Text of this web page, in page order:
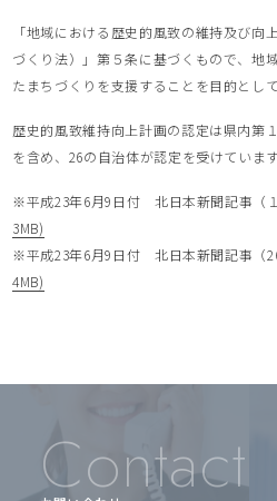
「地域における歴史的風致の維持及び向
づくり法）」第５条に基づくもので、地
たまちづくりを支援することを目的として
歴史的風致維持向上計画の認定は県内第
を含め、26の自治体が認定を受けています
※平成23年6月9日付 北日本新聞記事（
3MB)
※平成23年6月9日付 北日本新聞記事（
4MB)
Contact